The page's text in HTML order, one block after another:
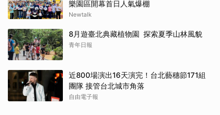
樂園區開幕首日人氣爆棚
Newtalk
8月遊臺北典藏植物園 探索夏季山林風貌
青年日報
近800場演出16天演完！台北藝穗節171組
團隊 接管台北城市角落
自由電子報